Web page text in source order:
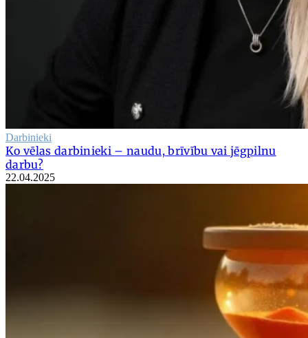
Darbinieki
Ko vēlas darbinieki – naudu, brīvību vai jēgpilnu
darbu?
22.04.2025